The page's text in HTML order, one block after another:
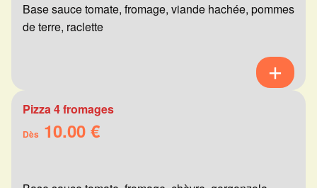
Base sauce tomate, fromage, viande hachée, pommes
de terre, raclette
Pizza 4 fromages
Dès 10.00 €